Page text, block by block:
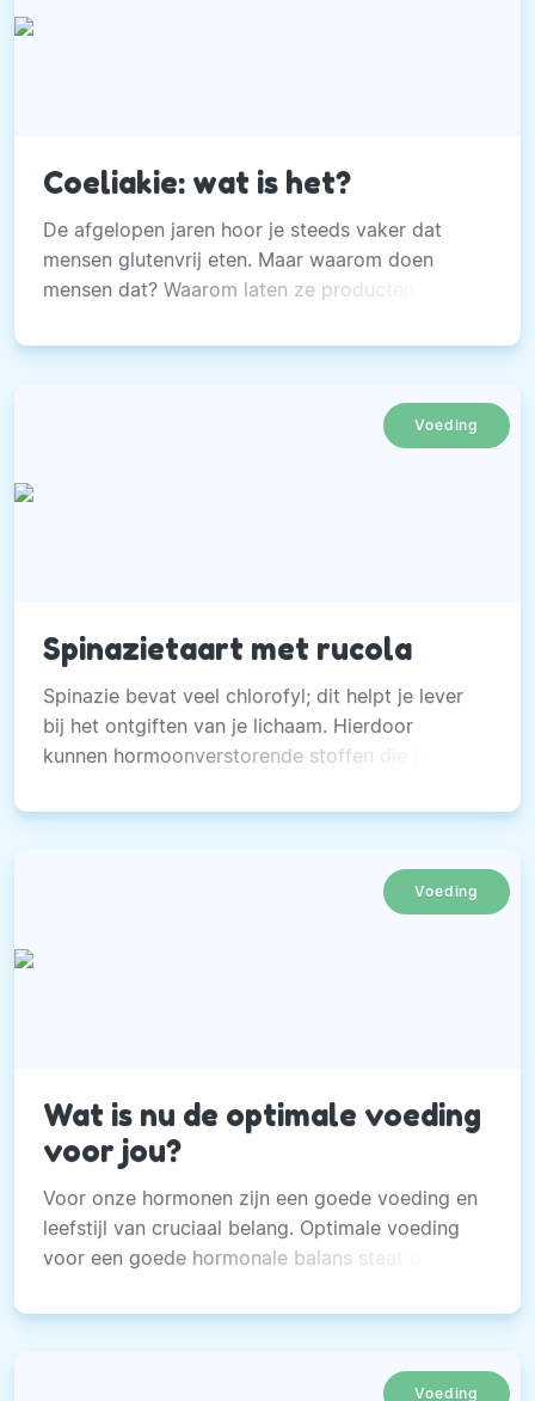
Coeliakie: wat is het?
De afgelopen jaren hoor je steeds vaker dat
mensen glutenvrij eten. Maar waarom doen
mensen dat? Waarom laten ze producten als
een vrije keuze, maar voor mensen met
Voeding
Spinazietaart met rucola
Spinazie bevat veel chlorofyl; dit helpt je lever
bij het ontgiften van je lichaam. Hierdoor
kunnen hormoonverstorende stoffen die je
verwijderd.
Voeding
Wat is nu de optimale voeding
voor jou?
Voor onze hormonen zijn een goede voeding en
leefstijl van cruciaal belang. Optimale voeding
voor een goede hormonale balans staat dicht bij
Voeding